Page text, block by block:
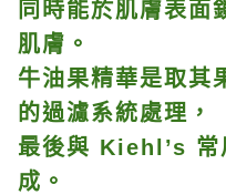
同時能於肌膚表面
肌膚。
牛油果精華是取其
的過濾系統處理，
最後與 Kiehl’s 常
成。